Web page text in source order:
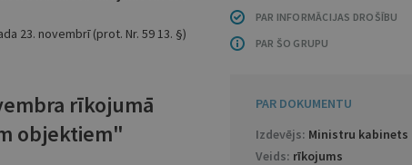
PAR INFORMĀCIJAS DROŠĪBU
PAR ŠO GRUPU
PAR DOKUMENTU
Izdevējs: Ministru kabinets
Veids: rīkojums
23. novembrī (prot. Nr. 59 13. §)
rīkojumā
objektiem"